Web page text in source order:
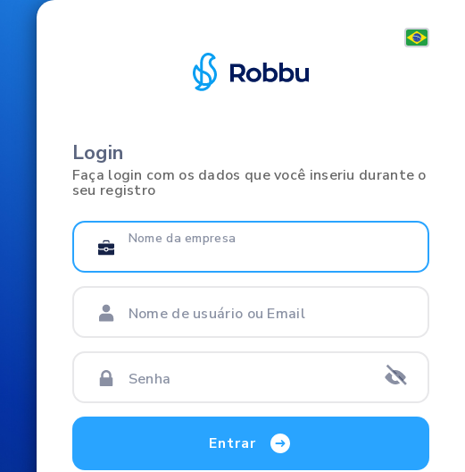
Login
Faça login com os dados que você inseriu durante o
seu registro
Nome da empresa
Nome de usuário ou Email
Senha
Entrar